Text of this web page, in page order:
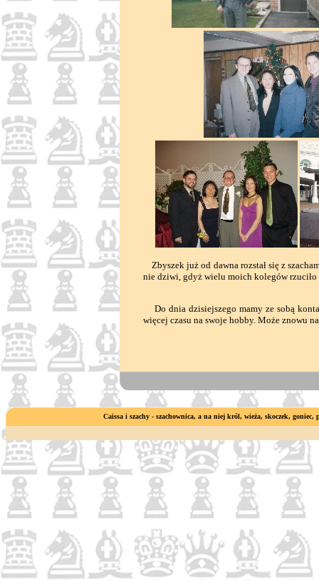
Zbyszek już od dawna rozstał się z
nie dziwi, gdyż wielu moich kolegów
Do dnia dzisiejszego mamy ze sobą
więcej czasu na swoje hobby. Może znowu
Caissa i szachy - szachownica, a na niej król, wieża, skoczek,